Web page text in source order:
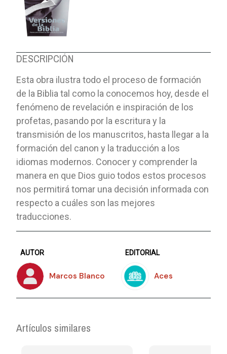
DESCRIPCIÓN
Esta obra ilustra todo el proceso de formación
de la Biblia tal como la conocemos hoy, desde el
fenómeno de revelación e inspiración de los
profetas, pasando por la escritura y la
transmisión de los manuscritos, hasta llegar a la
formación del canon y la traducción a los
idiomas modernos. Conocer y comprender la
manera en que Dios guio todos estos procesos
nos permitirá tomar una decisión informada con
respecto a cuáles son las mejores
traducciones.
AUTOR
Marcos Blanco
EDITORIAL
Aces
Artículos similares